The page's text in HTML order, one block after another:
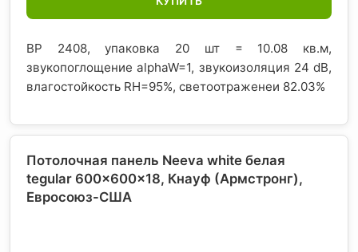
BP 2408, упаковка 20 шт = 10.08 кв.м,
звукопоглощение alphaW=1, звукоизоляция 24 dB,
влагостойкость RH=95%, светоотраженеи 82.03%
Потолочная панель Neeva white белая
tegular 600x600x18, Кнауф (Армстронг),
Евросоюз-США